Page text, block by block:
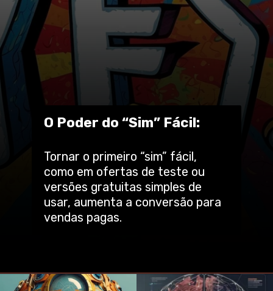
Tornar o primeiro “sim” fácil,
como em ofertas de teste ou
versões gratuitas simples de
usar, aumenta a conversão para
vendas pagas.
O Poder do “Sim” Fácil: